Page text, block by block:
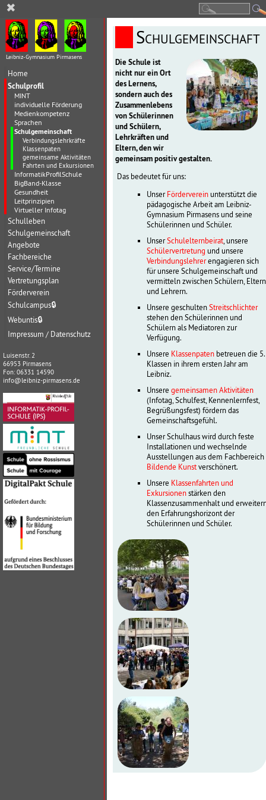
Leibniz-Gymnasium Pirmasens
Home
Schulprofil
MINT
individuelle Förderung
Medienkompetenz
Sprachen
Schulgemeinschaft
Verbindungslehrkräfte
Klassenpaten
gemeinsame Aktivitäten
Fahrten und Exkursionen
InformatikProfilSchule
BigBand-Klasse
Gesundheit
Leitprinzipien
Virtueller Infotag
Schulleben
Schulgemeinschaft
Angebote
Fachbereiche
Service/Termine
Vertretungsplan
Förderverein
Schulcampus🔒
Webuntis🔒
Impressum / Datenschutz
Luisenstr. 2
66953 Pirmasens
Fon: 06331 14590
info@leibniz-pirmasens.de
Schulgemeinschaft
Die Schule ist
nicht nur ein Ort
des Lernens,
sondern auch des
Zusammenlebens
von Schülerinnen
und Schülern,
Lehrkräften und
Eltern, den wir
gemeinsam positiv gestalten.
Das bedeutet für uns:
UnserFördervereinunterstützt die
pädagogische Arbeit am Leibniz-
Gymnasium Pirmasens und seine
Schülerinnen und Schüler.
UnserSchulelternbeirat, unsere
Schülervertretung und unsere
Verbindungslehrerengagieren sich
für unsere Schulgemeinschaft und
vermitteln zwischen Schülern, Eltern
und Lehrern.
Unsere geschultenStreitschlichter
stehen den Schülerinnen und
Schülern als Mediatoren zur
Verfügung.
Unsere Klassenpaten betreuen die 5.
Klassen in ihrem ersten Jahr am
Leibniz.
Unsere gemeinsamen Aktivitäten
(Infotag, Schulfest, Kennenlernfest,
Begrüßungsfest) fördern das
Gemeinschaftsgefühl.
Unser Schulhaus wird durch feste
Installationen und wechselnde
Ausstellungen aus dem Fachbereich
Bildende Kunstverschönert.
Unsere Klassenfahrten und
Exkursionenstärken den
Klassenzusammenhalt und
den Erfahrungshorizont der
Schülerinnen und Schüler.
✖